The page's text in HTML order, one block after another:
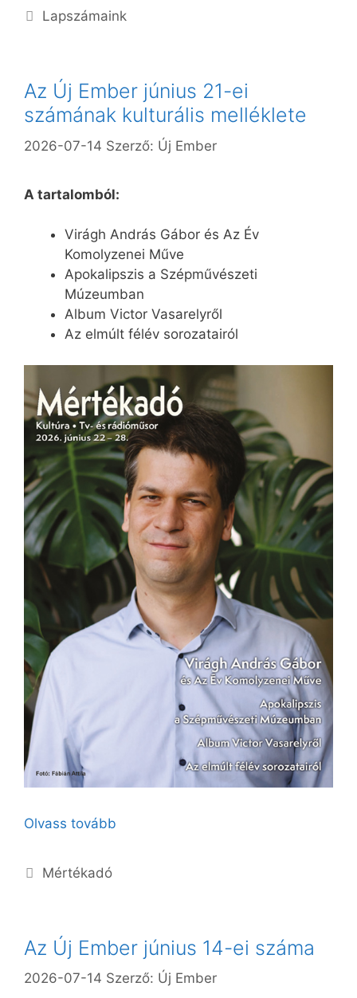
Kategória
Lapszámaink
Az Új Ember június 21-ei
számának kulturális melléklete
2026-07-14 Szerző: Új Ember
A tartalomból:
Virágh András Gábor és Az Év
Komolyzenei Műve
Apokalipszis a Szépművészeti
Múzeumban
Album Victor Vasarelyről
Az elmúlt félév sorozatairól
Olvass tovább
Kategória
Mértékadó
Az Új Ember június 14-ei száma
2026-07-14 Szerző: Új Ember